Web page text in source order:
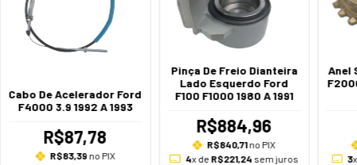
Cabo De Acelerador Ford
F4000 3.9 1992 A 1993
R$87,78
R$83,39 no PIX
Pinça De Freio Dianteira
Lado Esquerdo Ford
F100 F1000 1980 A 1991
R$884,96
R$840,71no PIX
4x de R$221,24 sem juros
Anel
3